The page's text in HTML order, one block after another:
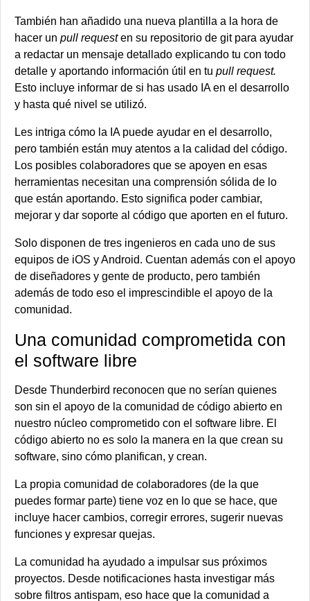
También han añadido una nueva plantilla a la hora de
hacer un pull requesten su repositorio de git para ayudar
a redactar un mensaje detallado explicando tu con todo
detalle y aportando información útil en tu pull request.
Esto incluye informar de si has usado IA en el desarrollo
y hasta qué nivel se utilizó.
Les intriga cómo la IA puede ayudar en el desarrollo,
pero también están muy atentos a la calidad del código.
Los posibles colaboradores que se apoyen en esas
herramientas necesitan una comprensión sólida de lo
que están aportando. Esto significa poder cambiar,
mejorar y dar soporte al código que aporten en el futuro.
Solo disponen de tres ingenieros en cada uno de sus
equipos de iOS y Android. Cuentan además con el apoyo
de diseñadores y gente de producto, pero también
además de todo eso el imprescindible el apoyo de la
comunidad.
Una comunidad comprometida con
el software libre
Desde Thunderbird reconocen que no serían quienes
son sin el apoyo de la comunidad de código abierto en
nuestro núcleo comprometido con el software libre. El
código abierto no es solo la manera en la que crean su
software, sino cómo planifican, y crean.
La propia comunidad de colaboradores (de la que
puedes formar parte) tiene voz en lo que se hace, que
incluye hacer cambios, corregir errores, sugerir nuevas
funciones y expresar quejas.
La comunidad ha ayudado a impulsar sus próximos
proyectos. Desde notificaciones hasta investigar más
sobre filtros antispam, eso hace que la comunidad a